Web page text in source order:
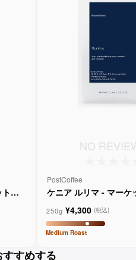
レ
NO
PostCoffee
ケニア ルリマ - マーケ
250g ¥4,300 (税込)
Medium Roast
すめする